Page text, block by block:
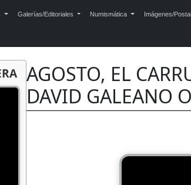
Galerías/Editoriales Numismática Imágenes/
AGOSTO, EL
DAVID GALEANO